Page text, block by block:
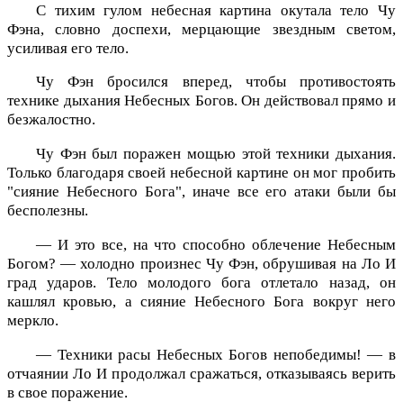
С тихим гулом небесная картина окутала тело Чу
Фэна, словно доспехи, мерцающие звездным светом,
усиливая его тело.
Чу Фэн бросился вперед, чтобы противостоять
технике дыхания Небесных Богов. Он действовал прямо и
безжалостно.
Чу Фэн был поражен мощью этой техники дыхания.
Только благодаря своей небесной картине он мог пробить
"сияние Небесного Бога", иначе все его атаки были бы
бесполезны.
— И это все, на что способно облечение Небесным
Богом? — холодно произнес Чу Фэн, обрушивая на Ло И
град ударов. Тело молодого бога отлетало назад, он
кашлял кровью, а сияние Небесного Бога вокруг него
меркло.
— Техники расы Небесных Богов непобедимы! — в
отчаянии Ло И продолжал сражаться, отказываясь верить
в свое поражение.